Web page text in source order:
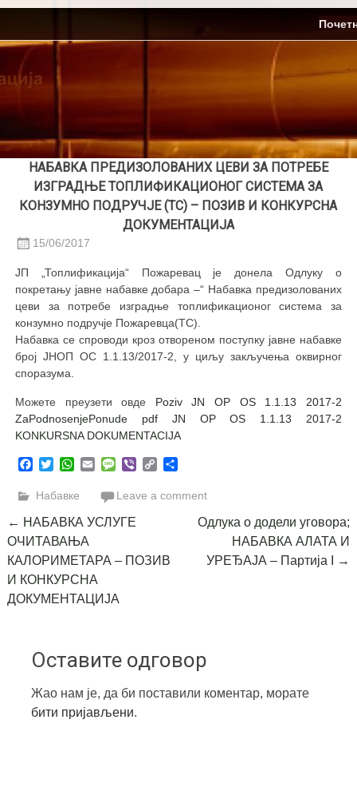
Skip
content
НАБАВКА ПРЕДИЗОЛОВАНИХ ЦЕВИ ЗА ПОТРЕБЕ
ИЗГРАДЊЕ ТОПЛИФИКАЦИОНОГ СИСТЕМА ЗА
КОНЗУМНО ПОДРУЧЈЕ (ТС) – ПОЗИВ И КОНКУРСНА
ДОКУМЕНТАЦИЈА
15/06/2017
ЈП „Топлификација“ Пожаревац је донела Одлуку о
покретању јавне набавке добара –“ Набавка предизолованих
цеви за потребе изградње топлификационог система за
конзумно подручје Пожаревца(ТС).
Набавка се спроводи кроз отвореном поступку јавне набавке
број ЈНОП ОС 1.1.13/2017-2, у циљу закључења оквирног
споразума.
Можете преузети овде Poziv JN OP OS 1.1.13 2017-2
ZaPodnosenjePonude pdf JN OP OS 1.1.13 2017-2
KONKURSNA DOKUMENTACIJA
Facebook
TwitterWhatsApp
EmailMessage
ViberCopy
Набавке Leave a comment
Post
navigation
← НАБАВКА УСЛУГЕ
ОЧИТАВАЊА
КАЛОРИМЕТАРА – ПОЗИВ
И КОНКУРСНА
ДОКУМЕНТАЦИЈА
Одлука о додели уговора;
НАБАВКА АЛАТА И
УРЕЂАЈА – Партија I
→
Оставите одговор
Жао нам је, да би поставили коментар, морате
бити пријављени.